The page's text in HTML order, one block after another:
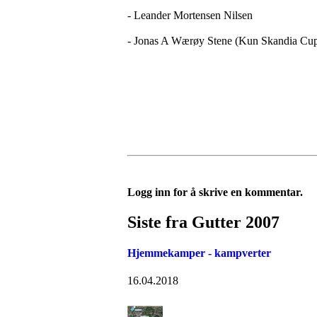
- Leander Mortensen Nilsen
- Jonas A Wærøy Stene (Kun Skandia
Logg inn for å skrive en kommentar.
Siste fra Gutter 2007
Hjemmekamper - kampverter
16.04.2018